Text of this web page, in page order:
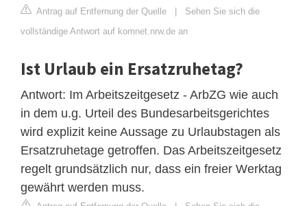
Antrag auf Entfernung der Quelle | Sehen Sie sich die
vollständige Antwort auf komnet.nrw.de an
Ist Urlaub ein Ersatzruhetag?
Antwort: Im Arbeitszeitgesetz - ArbZG wie auch
in dem u.g. Urteil des Bundesarbeitsgerichtes
wird explizit keine Aussage zu Urlaubstagen als
Ersatzruhetage getroffen. Das Arbeitszeitgesetz
regelt grundsätzlich nur, dass ein freier Werktag
gewährt werden muss.